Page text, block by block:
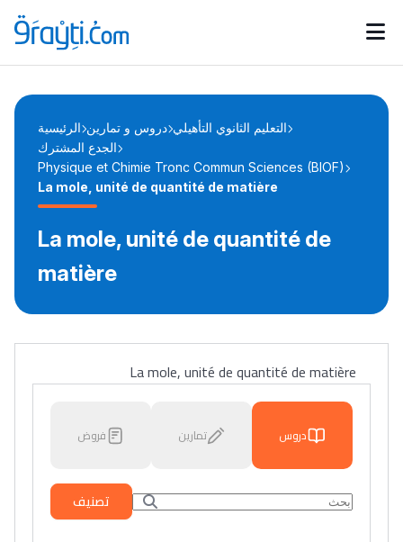
Catégories
d'actualités
Annonces bourses
الرئيسية دروس و تمارين التعليم الثانوي التأهيلي
الجدع المشترك
Physique et Chimie Tronc Commun Sciences (BIOF)
La mole, unité de quantité de matière
La mole, unité de quantité de
matière
La mole, unité de quantité de matière
دروس تمارين فروض
تصنيف